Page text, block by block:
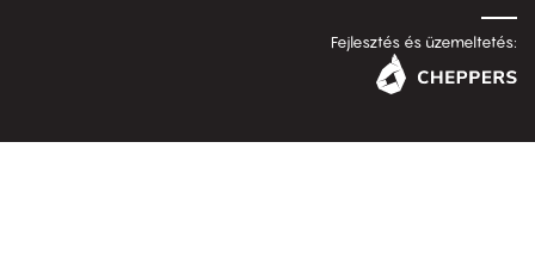
Fejlesztés és üzemeltetés: